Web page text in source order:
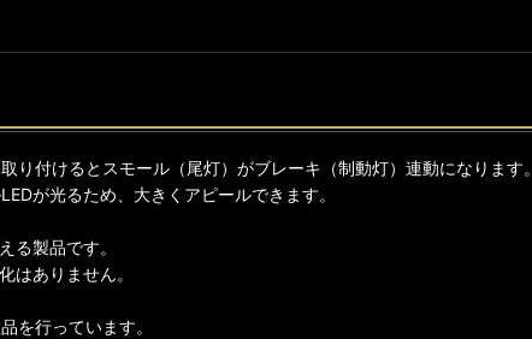
り付けるとスモール（尾灯）がブレーキ（制動灯）連動になります。
が光るため、大きくアピールできます。
る製品です。
はありません。
を行っています。